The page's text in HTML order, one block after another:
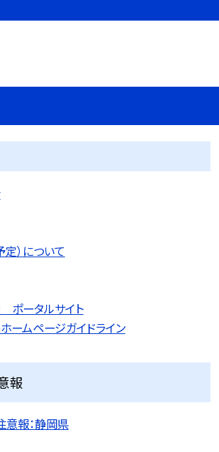
）について
ータルサイト
ームページガイドライン
報
意報：静岡県